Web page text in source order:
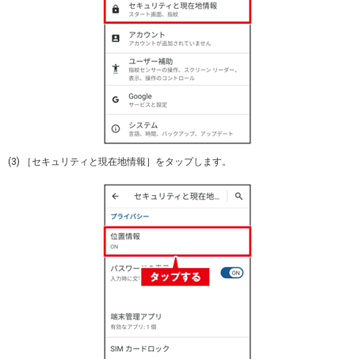
(3) ［セキュリティと現在地情報］をタップします。